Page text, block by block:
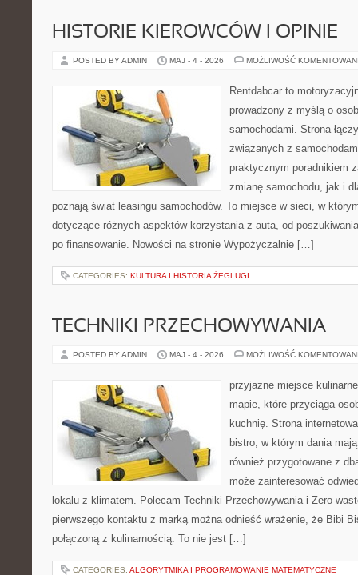
HISTORIE KIEROWCÓW I OPINIE
POSTED BY ADMIN MAJ - 4 - 2026 MOŻLIWOŚĆ
Rentdabcar to
prowadzony z myślą o
samochodami. Strona
związanych z
praktycznym poradnikiem
zmianę samochodu, jak i
poznają świat leasingu samochodów. To miejsce w sieci, w
dotyczące różnych aspektów korzystania z auta, od
po finansowanie. Nowości na stronie Wypożyczalnie […]
CATEGORIES: KULTURA I HISTORIA ŻEGLUGI
TECHNIKI PRZECHOWYWANIA
POSTED BY ADMIN MAJ - 4 - 2026 MOŻLIWOŚĆ
przyjazne miejsce
mapie, które przyciąga
kuchnię. Strona
bistro, w którym dania
również przygotowane z
może zainteresować
lokalu z klimatem. Polecam Techniki Przechowywania i Zero-
pierwszego kontaktu z marką można odnieść wrażenie, że Bibi
połączoną z kulinarnością. To nie jest […]
CATEGORIES: ALGORYTMIKA I PROGRAMOWANIE MATEMATYCZNE